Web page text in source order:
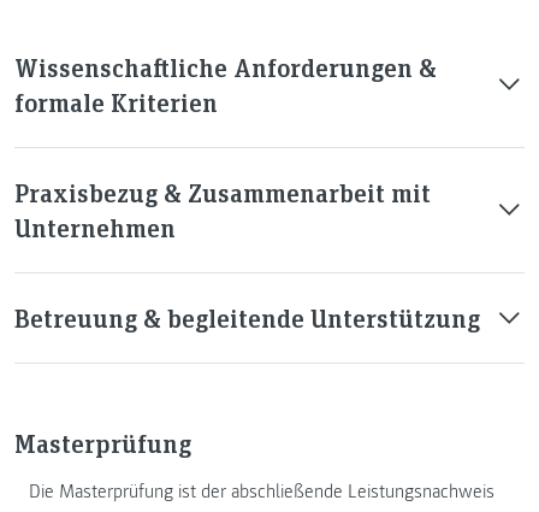
Wissenschaftliche Anforderungen &
formale Kriterien
Praxisbezug & Zusammenarbeit mit
Unternehmen
Betreuung & begleitende Unterstützung
Masterprüfung
Die Masterprüfung ist der abschließende Leistungsnachweis